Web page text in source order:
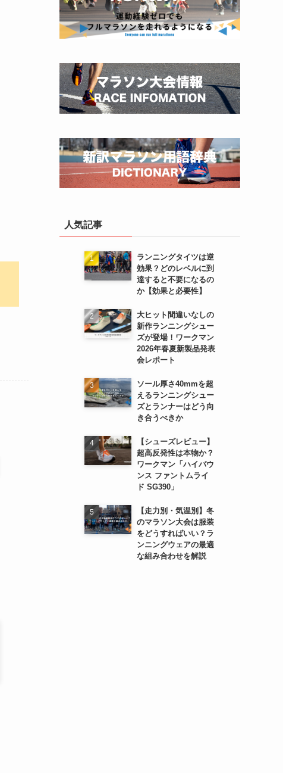
人気記事
ランニングタイツは逆
効果？どのレベルに到
達すると不要になるの
か【効果と必要性】
大ヒット間違いなしの
新作ランニングシュー
ズが登場！ワークマン
2026年春夏新製品発表
会レポート
ソール厚さ40mmを超
えるランニングシュー
ズとランナーはどう向
き合うべきか
【シューズレビュー】
超高反発性は本物か？
ワークマン「ハイバウ
ンス ファントムライ
ド SG390」
【走力別・気温別】冬
のマラソン大会は服装
をどうすればいい？ラ
ンニングウェアの最適
な組み合わせを解説